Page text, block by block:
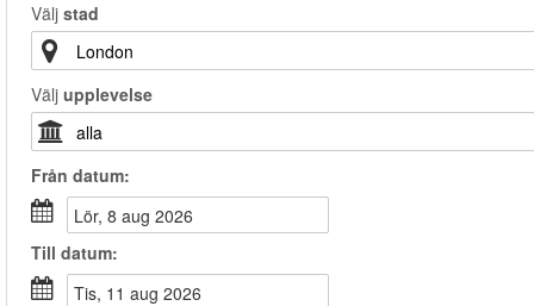
Välj stad
Välj upplevelse
Från datum:
lör, 8 aug 2026
Till datum:
tis, 11 aug 2026